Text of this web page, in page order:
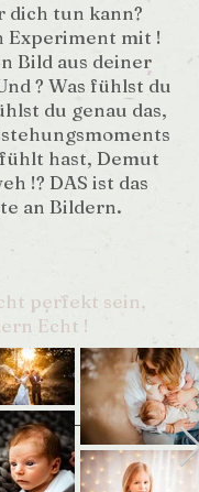
dich tun kann?
Experiment mit !
Bild aus deiner
? Was fühlst du
du genau das,
hast, Demut
!? DAS ist das
an Bildern.
perfekt sein,
Echt !